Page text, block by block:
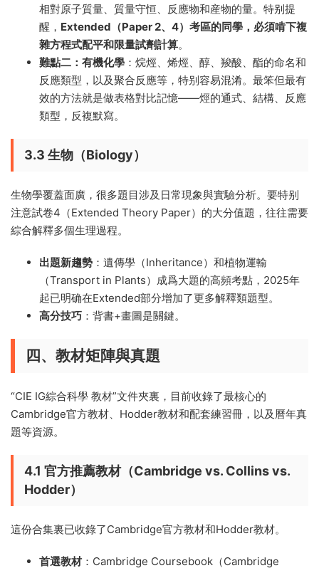
相對原子質量、質量守恒、反應物和産物的量。特别提
醒， Extended（Paper 2、4）考區的同學，必須啃下複
雜方程式配平和限量試劑計算。
難點二：有機化學 ：烷烴、烯烴、醇、羧酸、酯的命名和
反應類型，以及聚合反應等，特别容易混淆。最笨但最有
效的方法就是做表格對比記憶——烴的通式、結構、反應
類型，反複默寫。
3.3 生物（Biology）
生物學覆蓋面廣，很多題目涉及日常現象與實驗分析。要特别
注意試卷4（Extended Theory Paper）的大分值題，往往需要
綜合解釋多個生理過程。
出題新趨勢 ：遺傳學（Inheritance）和植物運輸
（Transport in Plants）成爲大題的高頻考點，2025年
起已明确在Extended部分增加了更多解釋類題型。
高分技巧 ：背書+畫圖是關鍵。
四、教材矩陣與真題
“CIE IG綜合科學 教材”文件夾裏，目前收錄了最核心的
Cambridge官方教材、Hodder教材和配套練習冊，以及曆年真
題等資源。
4.1 官方推薦教材（Cambridge vs. Collins vs.
Hodder）
這份合集裏已收錄了Cambridge官方教材和Hodder教材。
首選教材：Cambridge Coursebook（Cambridge